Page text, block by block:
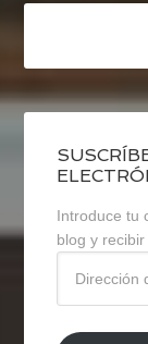
Introduce tu
blog y
email